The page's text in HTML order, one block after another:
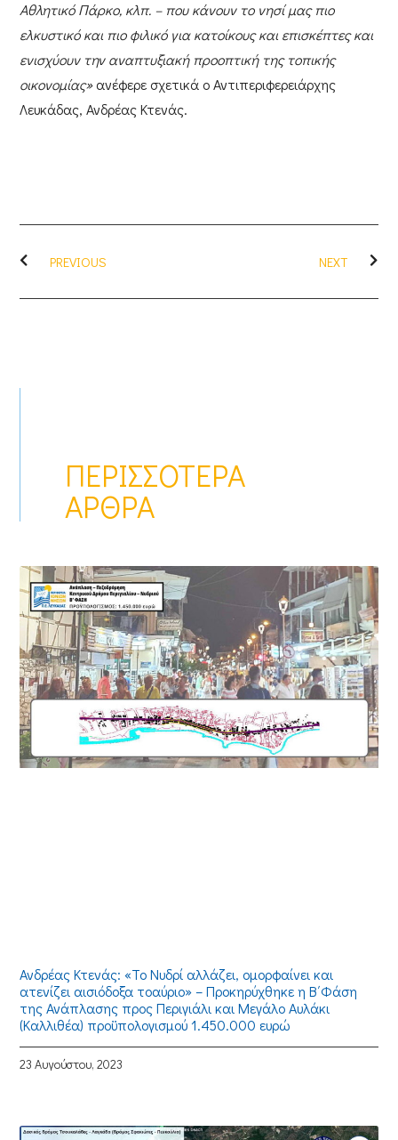
Αθλητικό Πάρκο, κλπ. – που κάνουν το νησί μας πιο
ελκυστικό και πιο φιλικό για κατοίκους και επισκέπτες και
ενισχύουν την αναπτυξιακή προοπτική της τοπικής
οικονομίας»ανέφερε σχετικά οΑντιπεριφερειάρχης
Λευκάδας, Ανδρέας Κτενάς.
PREVIOUS NEXT
ΠΕΡΙΣΣΌΤΕΡΑ
ΆΡΘΡΑ
Ανδρέας Κτενάς: «Το Νυδρί αλλάζει, ομορφαίνει και
ατενίζει αισιόδοξα τοαύριο» – Προκηρύχθηκε η Β΄Φάση
της Ανάπλασης προς Περιγιάλι και Μεγάλο Αυλάκι
(Καλλιθέα) προϋπολογισμού 1.450.000 ευρώ
23 Αυγούστου, 2023